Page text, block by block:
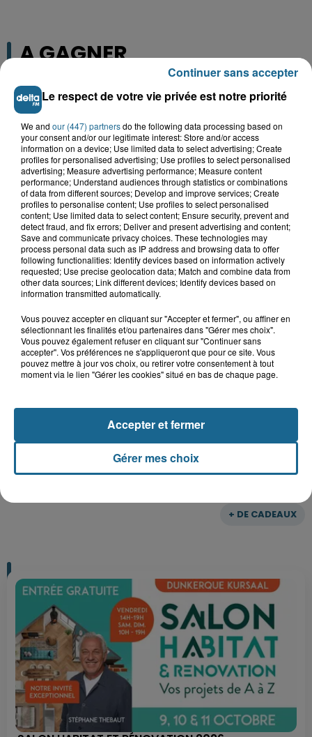
A GAGNER
+ DE CADEAUX
Grand jeu de l'été : les cabines de plages
Gagnez vos entrées pour Dennlys
Parc
Gagnez vos entrées pour le parc
Bagatelle
Gagnez vos entrées pour Plopsaland
Le respect de votre vie privée est notre priorité
We and our (447) partnersdo the following data processing based on
your consent and/or our legitimate interest: Store and/or access
information on a device; Use limited data to select advertising; Create
profiles for personalised advertising; Use profiles to select personalised
advertising; Measure advertising performance; Measure content
performance; Understand audiences through statistics or combinations
of data from different sources; Develop and improve services; Create
profiles to personalise content; Use profiles to select personalised
content; Use limited data to select content; Ensure security, prevent and
detect fraud, and fix errors; Deliver and present advertising and content;
Save and communicate privacy choices. These technologies may
process personal data such as IP address and browsing data to offer
following functionalities: Identify devices based on information actively
requested; Use precise geolocation data; Match and combine data from
other data sources; Link different devices; Identify devices based on
information transmitted automatically.
Vous pouvez accepter en cliquant sur "Accepter et fermer", ou affiner en
sélectionnant les finalités et/ou partenaires dans "Gérer mes choix".
Vous pouvez également refuser en cliquant sur "Continuer sans
accepter". Vos préférences ne s'appliqueront que pour ce site. Vous
pouvez mettre à jour vos choix, ou retirer votre consentement à tout
moment via le lien "Gérer les cookies" situé en bas de chaque page.
Gérer mes choix
Accepter et fermer
Continuer sans accepter